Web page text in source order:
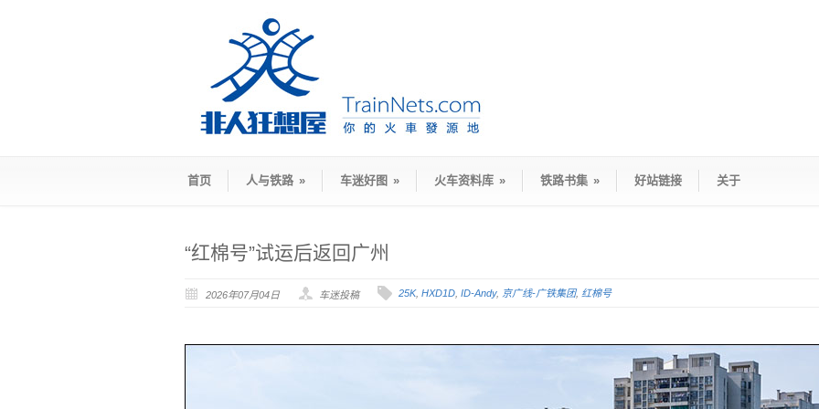
首页 人与铁路 » 车迷好图 » 火车资料库 » 铁路书集 » 好站链接 关于
“红棉号”试运后返回广州
2026年07月04日 车迷投稿 25K, HXD1D ID-Andy, 京广线-广铁集团, 红棉号